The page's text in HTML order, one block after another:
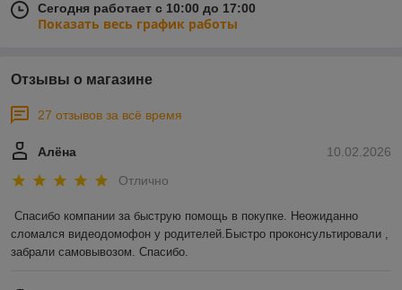
Сегодня работает с 10:00 до 17:00
Показать весь график работы
Отзывы о магазине
27 отзывов за всё время
10.02.2026
Алёна
Отлично
Спасибо компании за быструю помощь в покупке. Неожиданно
сломался видеодомофон у родителей.Быстро проконсультировали ,
забрали самовывозом. Спасибо.